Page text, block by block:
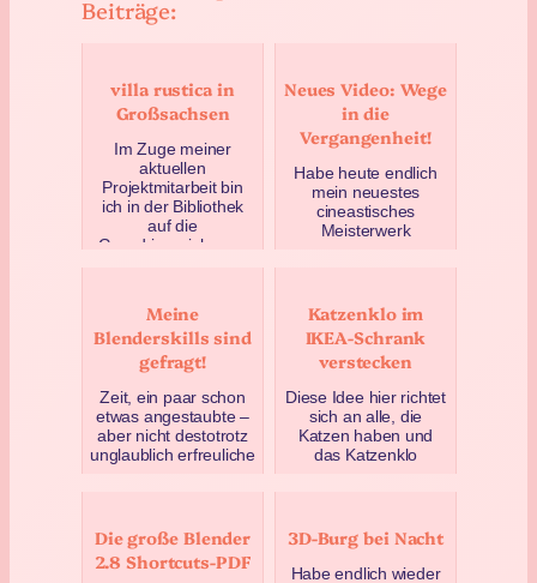
Beiträge:
Die große Blender
2.8 Shortcuts-PDF
Katzenklo im
IKEA-Schrank
verstecken
Diese Idee hier richtet
sich an alle, die
Katzen haben und
das Katzenklo
Februar 10, 2018
3D-Burg bei Nacht
Habe endlich wieder
villa rustica in
Großsachsen
Im Zuge meiner
aktuellen
Projektmitarbeit bin
ich in der Bibliothek
auf die
Grundrisszeichnung
Oktober 20, 2016
Neues Video: Wege
in die
Vergangenheit!
Habe heute endlich
mein neuestes
cineastisches
Meisterwerk
G…
August 25, 2016
Meine
Blenderskills sind
gefragt!
Zeit, ein paar schon
etwas angestaubte –
aber nicht destotrotz
unglaublich erfreuliche